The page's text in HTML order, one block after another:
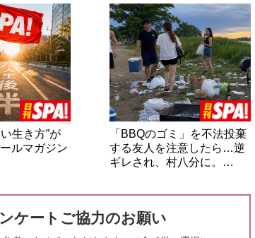
生き方”が
ルマガジン
「BBQのゴミ」を不法投棄
する友人を注意したら…逆
ギレされ、村八分に。…